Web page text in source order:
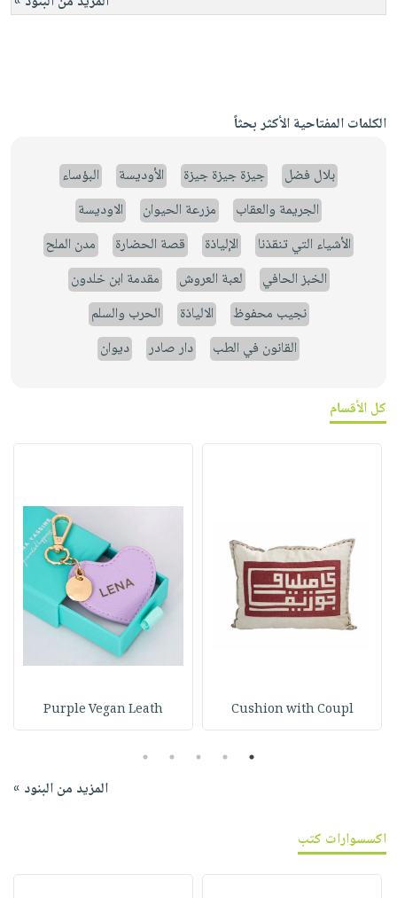
الكلمات المفتاحية الأكثر بحثاً
بلال فضل جيزة جيزة جيزة الأوديسة
البؤساء
الجريمة والعقاب
مزرعة الحيوان
الاوديسة
الأشياء التي تنقذنا
الإلياذة قصة الحضارة
مدن الملح
الخبز الحافي
لعبة العروش
مقدمة ابن خلدون
نجيب محفوظ
الالياذة
الحرب والسلم
القانون في الطب
دار صادر ديوان
كل الأقسام
Cushion with Coupl
Purple Vegan Leath
1
2
3
4
5
المزيد من البنود »
اكسسوارات كتب